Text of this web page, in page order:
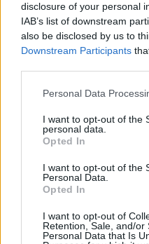
disclosure of your personal
IAB’s list of downstream
also be disclosed by us to
Downstream Participants
Personal Data
I want to opt-out of the
personal data.
Opted In
I want to opt-out of the
Personal Data.
Opted In
I want to opt-out of
Retention, Sale, and/or
Personal Data that Is
Paroles + Traduction
Commentaires
Pour prolonger le
Vous aimez chanter,
Télécharger légalement
Trouver un instrument
meilleur prix sur